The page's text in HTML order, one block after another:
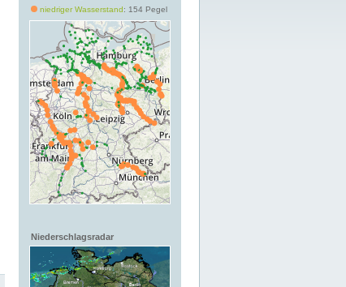
niedriger Wasserstand: 154 Pegel
Niederschlagsradar